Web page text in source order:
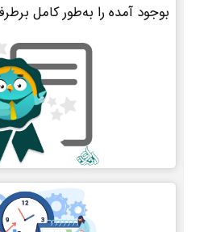
بوجود آمده را به‌طور کامل